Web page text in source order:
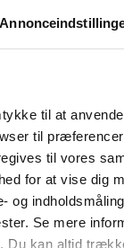
til at
til
til vores
for at vise dig
og
Se mere
Du kan altid